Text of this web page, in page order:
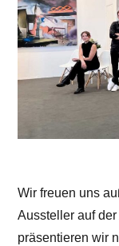
Wir freuen uns
Aussteller auf
präsentieren wir